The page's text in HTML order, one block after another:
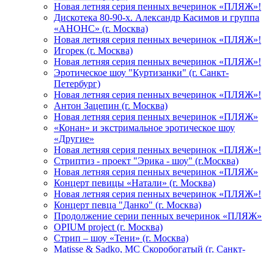
Новая летняя серия пенных вечеринок «ПЛЯЖ»!
Дискотека 80-90-х. Александр Касимов и группа
«АНОНС» (г. Москва)
Новая летняя серия пенных вечеринок «ПЛЯЖ»!
Игорек (г. Москва)
Новая летняя серия пенных вечеринок «ПЛЯЖ»!
Эротическое шоу "Куртизанки" (г. Санкт-
Петербург)
Новая летняя серия пенных вечеринок «ПЛЯЖ»!
Антон Зацепин (г. Москва)
Новая летняя серия пенных вечеринок «ПЛЯЖ»
«Конан» и экстримальное эротическое шоу
«Другие»
Новая летняя серия пенных вечеринок «ПЛЯЖ»!
Стриптиз - проект "Эрика - шоу" (г.Москва)
Новая летняя серия пенных вечеринок «ПЛЯЖ»
Концерт певицы «Натали» (г. Москва)
Новая летняя серия пенных вечеринок «ПЛЯЖ»!
Концерт певца "Данко" (г. Москва)
Продолжение серии пенных вечеринок «ПЛЯЖ»
OPIUM project (г. Москва)
Стрип – шоу «Тени» (г. Москва)
Matissе & Sadko, MC Скоробогатый (г. Санкт-